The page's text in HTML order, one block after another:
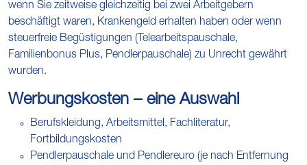
wenn Sie zeitweise gleichzeitig bei zwei Arbeitgebern
beschäftigt waren, Krankengeld erhalten haben oder wenn
steuerfreie Begüstigungen (Telearbeitspauschale,
Familienbonus Plus, Pendlerpauschale) zu Unrecht gewährt
wurden.
Werbungskosten – eine Auswahl
Berufskleidung, Arbeitsmittel, Fachliteratur,
Fortbildungskosten
Pendlerpauschale und Pendlereuro (je nach Entfernung